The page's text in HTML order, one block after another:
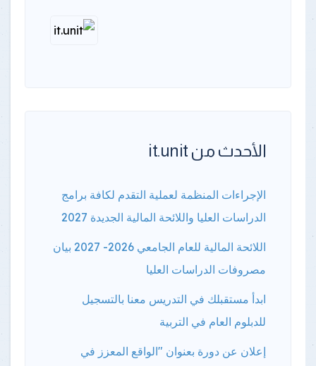
الأحدث من it.unit
الإجراءات المنظمة لعملية التقدم لكافة برامج
الدراسات العليا واللائحة المالية الجديدة 2027
اللائحة المالية للعام الجامعي 2026- 2027 بيان
مصروفات الدراسات العليا
ابدأ مستقبلك في التدريس معنا بالتسجيل
للدبلوم العام في التربية
إعلان عن دورة بعنوان "الواقع المعزز في